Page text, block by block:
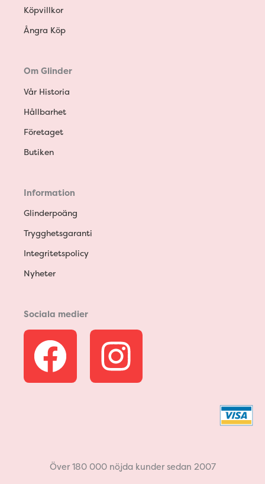
Köpvillkor
Ångra Köp
Om Glinder
Vår Historia
Hållbarhet
Företaget
Butiken
Information
Glinderpoäng
Trygghetsgaranti
Integritetspolicy
Nyheter
Sociala medier
F
a
b
I
n
a
Över 180 000 nöjda kunder sedan 2007